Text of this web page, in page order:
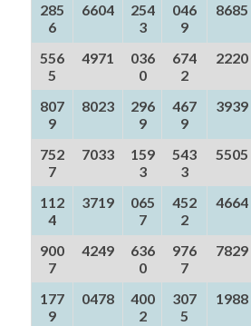
285
6
6604
254
3
046
9
8685
556
5
4971
036
0
674
2
2220
807
9
8023
296
9
467
9
3939
752
7
7033
159
3
543
3
5505
112
4
3719
065
7
452
2
4664
900
7
4249
636
0
976
7
7829
177
9
0478
400
2
307
5
1988